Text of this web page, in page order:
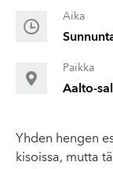
Aika
Paikka
Aalto-
Yhden hengen
kisoissa, mutta